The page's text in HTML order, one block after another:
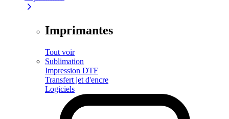
Imprimantes
Tout voir
Sublimation
Impression DTF
Transfert jet d'encre
Logiciels